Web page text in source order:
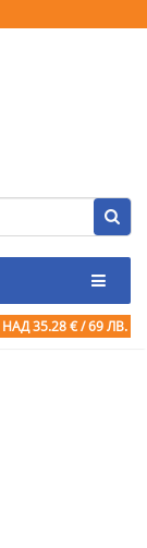
НАД 35.28 € / 69 ЛВ.